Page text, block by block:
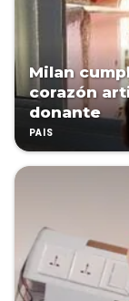
Milan
corazón
donante
PAÍS